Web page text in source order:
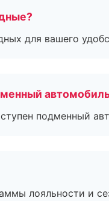
для вашего
подменный
лояльности и